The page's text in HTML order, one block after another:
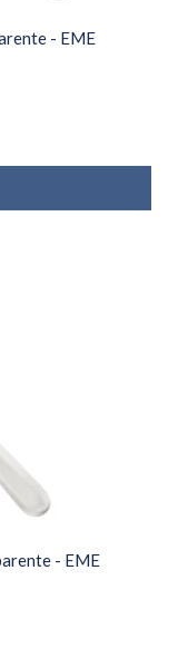
- EME
- EME